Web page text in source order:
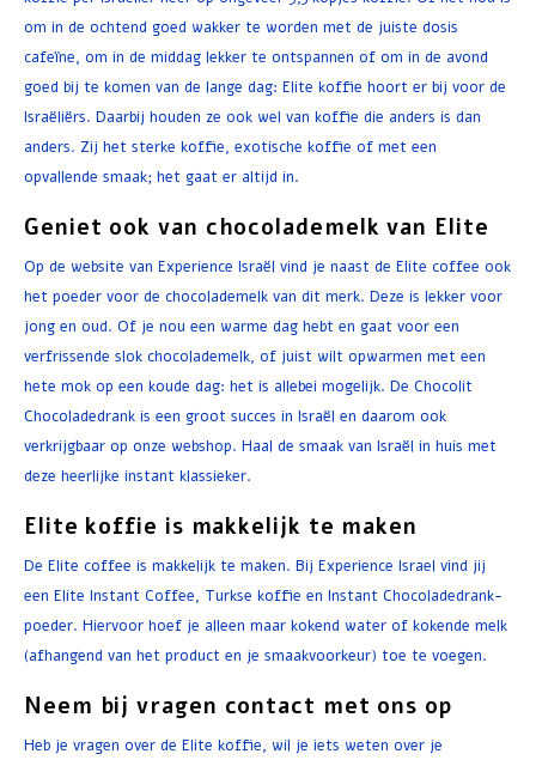
om in de ochtend goed wakker te worden met de juiste dosis
cafeïne, om in de middag lekker te ontspannen of om in de avond
goed bij te komen van de lange dag: Elite koffie hoort er bij voor de
Israëliërs. Daarbij houden ze ook wel van koffie die anders is dan
anders. Zij het sterke koffie, exotische koffie of met een
opvallende smaak; het gaat er altijd in.
Geniet ook van chocolademelk van Elite
Op de website van Experience Israël vind je naast de Elite coffee ook
het poeder voor de chocolademelk van dit merk. Deze is lekker voor
jong en oud. Of je nou een warme dag hebt en gaat voor een
verfrissende slok chocolademelk, of juist wilt opwarmen met een
hete mok op een koude dag: het is allebei mogelijk. De Chocolit
Chocoladedrank is een groot succes in Israël en daarom ook
verkrijgbaar op onze webshop. Haal de smaak van Israël in huis met
deze heerlijke instant klassieker.
Elite koffie is makkelijk te maken
De Elite coffee is makkelijk te maken. Bij Experience Israel vind jij
een Elite Instant Coffee, Turkse koffie en Instant Chocoladedrank-
poeder. Hiervoor hoef je alleen maar kokend water of kokende melk
(afhangend van het product en je smaakvoorkeur) toe te voegen.
Neem bij vragen contact met ons op
Heb je vragen over de Elite koffie, wil je iets weten over je